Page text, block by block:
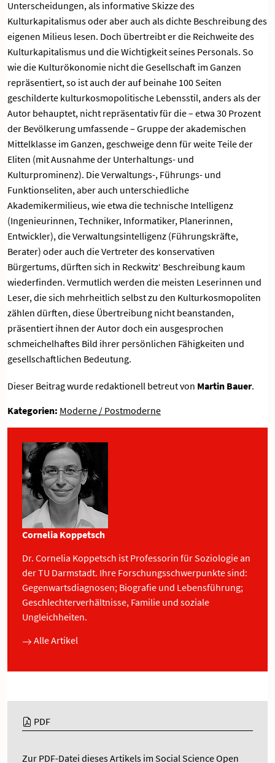
Unterscheidungen, als informative Skizze des
Kulturkapitalismus oder aber auch als dichte Beschreibung des
eigenen Milieus lesen. Doch übertreibt er die Reichweite des
Kulturkapitalismus und die Wichtigkeit seines Personals. So
wie die Kulturökonomie nicht die Gesellschaft im Ganzen
repräsentiert, so ist auch der auf beinahe 100 Seiten
geschilderte kulturkosmopolitische Lebensstil, anders als der
Autor behauptet, nicht repräsentativ für die – etwa 30 Prozent
der Bevölkerung umfassende – Gruppe der akademischen
Mittelklasse im Ganzen, geschweige denn für weite Teile der
Eliten (mit Ausnahme der Unterhaltungs- und
Kulturprominenz). Die Verwaltungs-, Führungs- und
Funktionseliten, aber auch unterschiedliche
Akademikermilieus, wie etwa die technische Intelligenz
(Ingenieurinnen, Techniker, Informatiker, Planerinnen,
Entwickler), die Verwaltungsintelligenz (Führungskräfte,
Berater) oder auch die Vertreter des konservativen
Bürgertums, dürften sich in Reckwitz‘ Beschreibung kaum
wiederfinden. Vermutlich werden die meisten Leserinnen und
Leser, die sich mehrheitlich selbst zu den Kulturkosmopoliten
zählen dürften, diese Übertreibung nicht beanstanden,
präsentiert ihnen der Autor doch ein ausgesprochen
schmeichelhaftes Bild ihrer persönlichen Fähigkeiten und
gesellschaftlichen Bedeutung.
Dieser Beitrag wurde redaktionell betreut von Martin Bauer.
Kategorien: Moderne / Postmoderne
Cornelia Koppetsch
Dr. Cornelia Koppetsch ist Professorin für Soziologie an
der TU Darmstadt. Ihre Forschungsschwerpunkte sind:
Gegenwartsdiagnosen; Biografie und Lebensführung;
Geschlechterverhältnisse, Familie und soziale
Ungleichheiten.
Alle Artikel
PDF
Zur PDF-Datei dieses Artikels im Social Science Open